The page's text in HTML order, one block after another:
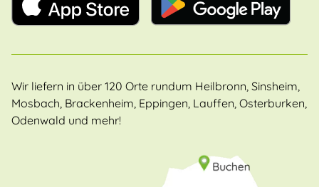
Wir liefern in über 120 Orte rundum Heilbronn, Sinsheim,
Mosbach, Brackenheim, Eppingen, Lauffen, Osterburken,
Odenwald und mehr!